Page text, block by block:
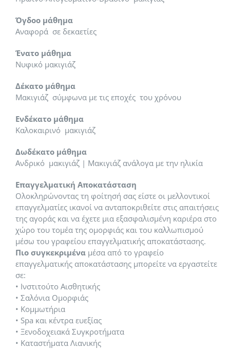
Τομέας Υγείας και Πρόνοιας
Στέλεχος Θαλασσοθεραπείας / Λουτροθεραπείας – Spa
Τεχνικός Κομμωτικής Τέχνης
Τεχνικός Αισθητικός Ποδολογίας & Ονυχοπλαστικής
Τεχνικός Αισθητικής Τέχνης και Μακιγιάζ
Τουριστικός Συνοδός
Συνοδός Βουνού
Βιοανάδραση – Βιοσυντονισμός
Φυσικοπαθητική
Γνώμες Vegan σπουδαστών
Ταχύρρυθμα Σεμινάρια (Vegan, Gluten Free)
Μαθήματα Ζαχαροπλαστικής
Food & Beverage Management
Τουριστικό Στέλεχος
Συνταγές
Βιοσυντονισμός – Βιοανάδραση
Φυτοθεραπεία
Φυσικοπαθητική
Σύμβουλος Ψυχικής Υγείας
Πυθαγόρειος Διατροφή – Health Coach
Κομμωτική
Ονυχοπλαστική (Μανικιουρ – Πεντικιουρ)
Vegan Make Up Artist
Σεμινάριο EYELASH LIFT Βλεφαρίδας
SPA Management
Τομέας Διοίκησης
Γραμματέας Νομικών Επαγγελμάτων
Σεμινάρια
Σεμινάριο Real Estate Pro
SugarPaste Seminar
Τραγουδοποιός – Τραγουδιστής
Βarista Training
Sommelier & Bartender Training
Όγδοο μάθημα
Αναφορά σε δεκαετίες
Ένατο μάθημα
Νυφικό μακιγιάζ
Δέκατο μάθημα
Μακιγιάζ σύμφωνα με τις εποχές του χρόνου
Ενδέκατο μάθημα
Καλοκαιρινό μακιγιάζ
Δωδέκατο μάθημα
Ανδρικό μακιγιάζ | Μακιγιάζ ανάλογα με την ηλικία
Επαγγελματική Αποκατάσταση
Ολοκληρώνοντας τη φοίτησή σας είστε οι μελλοντικοί
επαγγελματίες ικανοί να ανταποκριθείτε στις απαιτήσεις
της αγοράς και να έχετε μια εξασφαλισμένη καριέρα στο
χώρο του τομέα της ομορφιάς και του καλλωπισμού
μέσω του γραφείου επαγγελματικής αποκατάστασης.
Πιο συγκεκριμέναμέσα από το γραφείο
επαγγελματικής αποκατάστασης μπορείτε να εργαστείτε
σε:
• Ινστιτούτο Αισθητικής
• Σαλόνια Ομορφιάς
• Κομμωτήρια
• Spa και κέντρα ευεξίας
• Ξενοδοχειακά Συγκροτήματα
• Καταστήματα Λιανικής